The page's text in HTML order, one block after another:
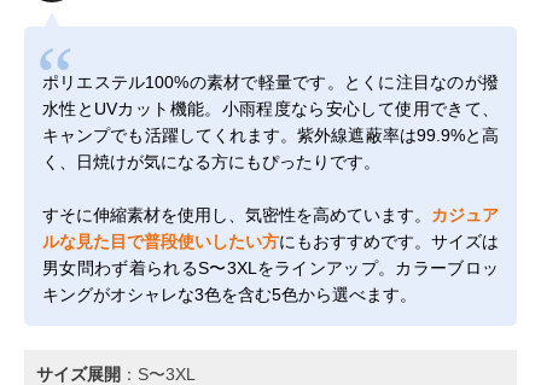
ポリエステル100%の素材で軽量です。とくに注目なのが撥
水性とUVカット機能。小雨程度なら安心して使用できて、
キャンプでも活躍してくれます。紫外線遮蔽率は99.9%と高
く、日焼けが気になる方にもぴったりです。
すそに伸縮素材を使用し、気密性を高めています。 カジュア
ルな見た目で普段使いしたい方にもおすすめです。サイズは
男女問わず着られるS〜3XLをラインアップ。カラーブロッ
キングがオシャレな3色を含む5色から選べます。
サイズ展開 ：S〜3XL